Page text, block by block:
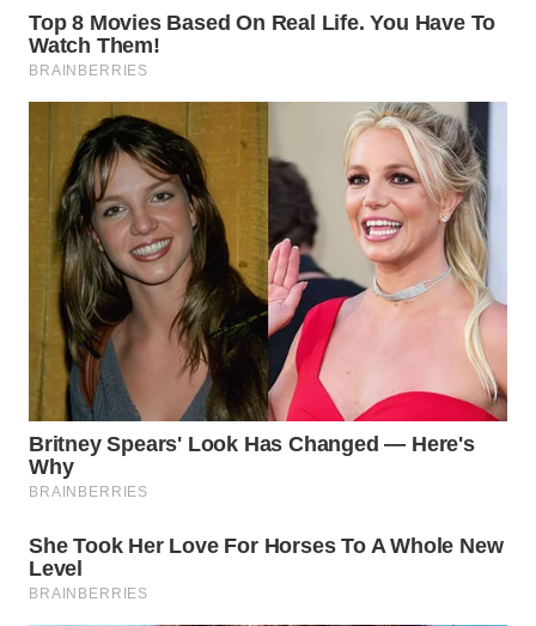
TV
WAHANANEWS
ID
WAHANANEWS
CO ID
WAHANANEWS
NET
WAHANA
SPORT
UMKM
SELEB